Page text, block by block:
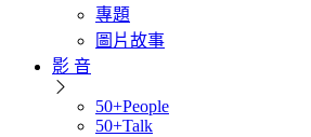
專題
圖片故事
影 音
50+People
50+Talk